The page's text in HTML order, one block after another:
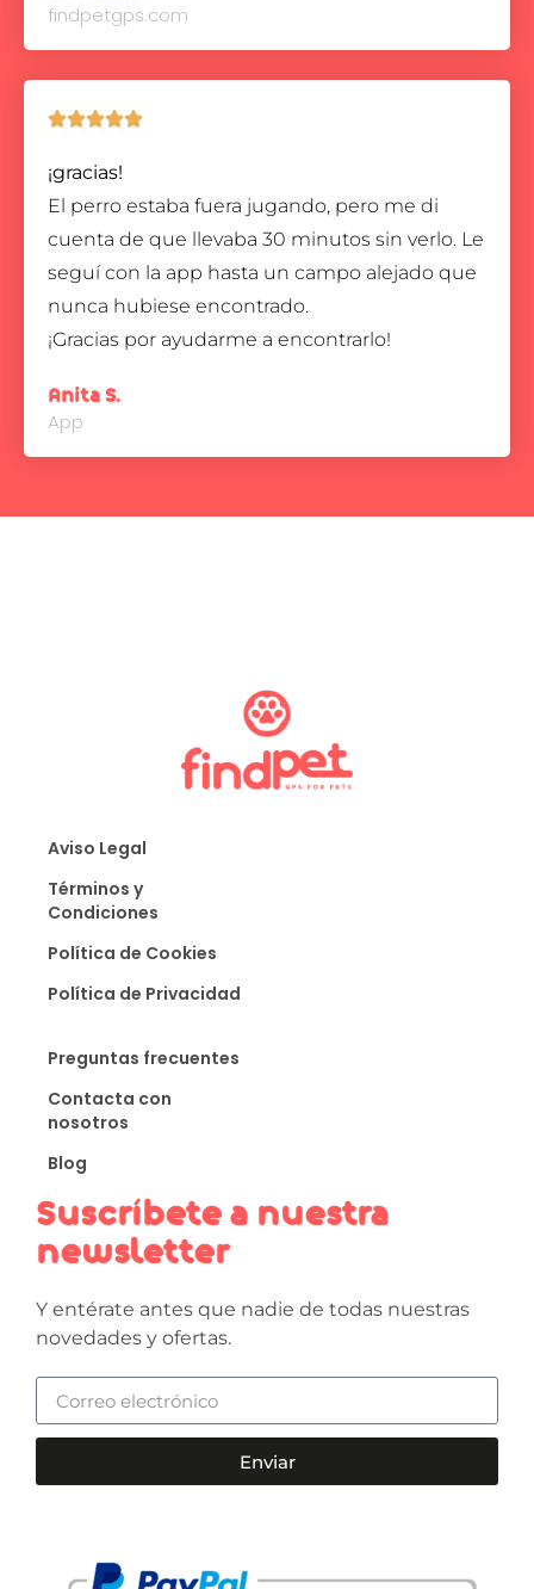
findpetgps.com

¡gracias!
El perro estaba fuera jugando, pero me di
cuenta de que llevaba 30 minutos sin verlo. Le
seguí con la app hasta un campo alejado que
nunca hubiese encontrado.
¡Gracias por ayudarme a encontrarlo!
Anita S.
App
Aviso Legal
Términos y
Condiciones
Política de Cookies
Política de Privacidad
Preguntas frecuentes
Contacta con
nosotros
Blog
Suscríbete a nuestra
newsletter
Y entérate antes que nadie de todas nuestras
novedades y ofertas.
Enviar